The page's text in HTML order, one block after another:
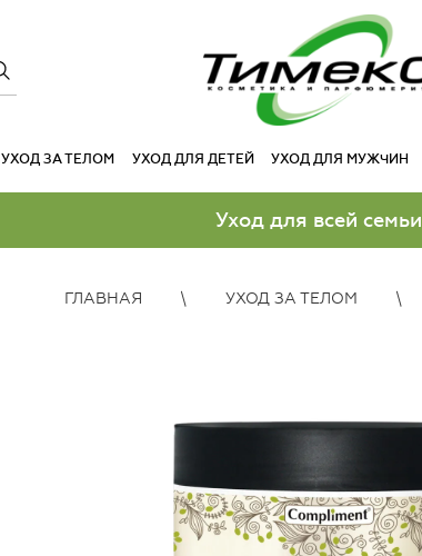
УХОД ЗА ТЕЛОМ УХОД ДЛЯ ДЕТЕЙ УХОД ДЛЯ МУЖЧИН
Уход для всей семьи
ГЛАВНАЯ УХОД ЗА ТЕЛОМ